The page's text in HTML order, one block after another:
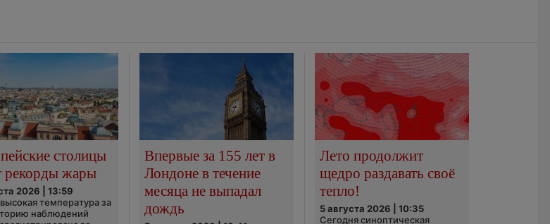
столицы
рекорды жары
2026 | 13:59
температура за
наблюдений
Впервые за 155 лет в
Лондоне в течение
месяца не выпадал
дождь
Лето продолжит
щедро раздавать своё
тепло!
5 августа 2026 | 10:35
Сегодня синоптическая